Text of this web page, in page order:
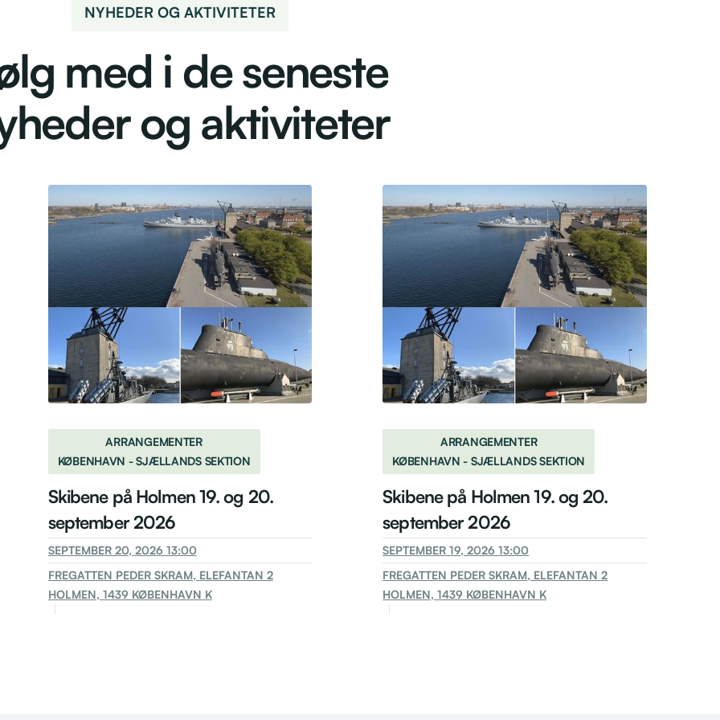
NYHEDER OG AKTIVITETER
med i de seneste
og aktiviteter
ARRANGEMENTER
KØBENHAVN - SJÆLLANDS SEKTION
Skibene på Holmen 19. og 20.
september 2026
SEPTEMBER 20, 2026 13:00
FREGATTEN PEDER SKRAM, ELEFANTAN 2
HOLMEN, 1439 KØBENHAVN K
ARRANGEMENTER
KØBENHAVN - SJÆLLANDS SEKTION
Skibene på Holmen 19. og 20.
september 2026
SEPTEMBER 19, 2026 13:00
FREGATTEN PEDER SKRAM, ELEFANTAN 2
HOLMEN, 1439 KØBENHAVN K